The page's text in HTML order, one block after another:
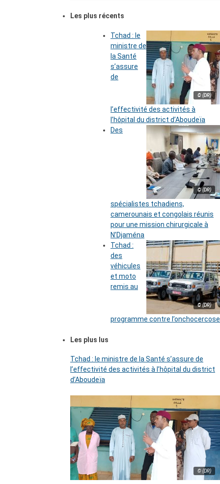
Les plus récents
© (DR)
Tchad : le
ministre de
la Santé
s’assure
de
l’effectivité des activités à
l’hôpital du district d’Aboudeïa
© (DR)
Des
spécialistes tchadiens,
camerounais et congolais réunis
pour une mission chirurgicale à
N’Djaména
© (DR)
Tchad :
des
véhicules
et moto
remis au
programme contre l’onchocercose
Les plus lus
Tchad : le ministre de la Santé s’assure de
l’effectivité des activités à l’hôpital du district
d’Aboudeïa
© (DR)